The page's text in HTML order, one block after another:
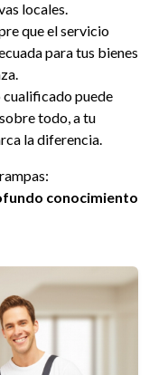
locales.
que el servicio
para tus bienes
cualificado puede
todo, a tu
la diferencia.
conocimiento